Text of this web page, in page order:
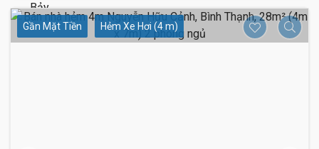
Gần Mặt Tiền Hẻm Xe Hơi (4 m)